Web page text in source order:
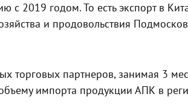
с 2019 годом. То есть экспорт в
и продовольствия
торговых партнеров, занимая 3
импорта продукции АПК в